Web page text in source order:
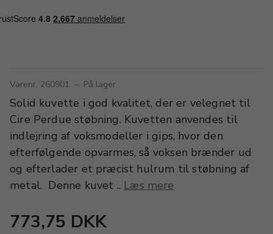
Varenr. 260901 – På lager
Solid kuvette i god kvalitet, der er velegnet til
Cire Perdue støbning. Kuvetten anvendes til
indlejring af voksmodeller i gips, hvor den
efterfølgende opvarmes, så voksen brænder ud
og efterlader et præcist hulrum til støbning af
metal. Denne kuvet .. Læs mere
773,75 DKK